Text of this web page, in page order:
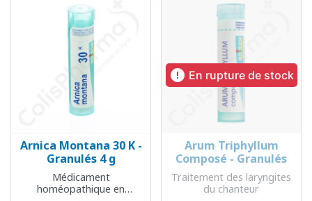
Arnica Montana 30 K -
Granulés 4 g
Médicament
homéopathique en
 En rupture de stock
Arum Triphyllum
Composé - Granulés
Traitement des laryngites
du chanteur